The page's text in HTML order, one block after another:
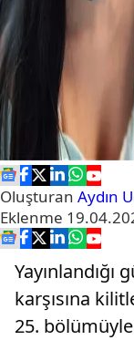
Oluşturan Aydın
Eklenme
karşısına
25.